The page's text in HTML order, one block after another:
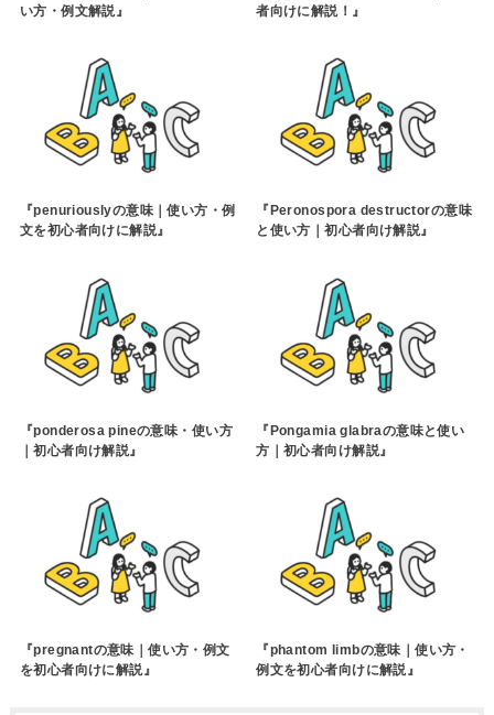
い方・例文解説』
者向けに解説！』
『penuriouslyの意味｜使い方・例
文を初心者向けに解説』
『Peronospora destructorの意味
と使い方｜初心者向け解説』
『ponderosa pineの意味・使い方
｜初心者向け解説』
『Pongamia glabraの意味と使い
方｜初心者向け解説』
『pregnantの意味｜使い方・例文
を初心者向けに解説』
『phantom limbの意味｜使い方・
例文を初心者向けに解説』